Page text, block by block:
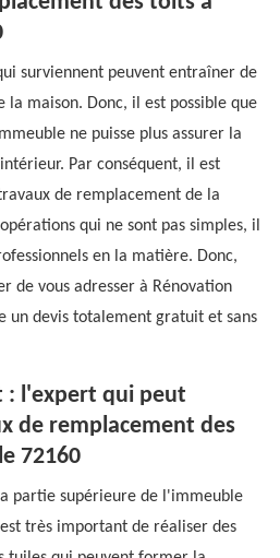
surviennent peuvent entraîner de
maison. Donc, il est possible que
ne puisse plus assurer la
Par conséquent, il est
de remplacement de la
qui ne sont pas simples, il
en la matière. Donc,
de vous adresser à Rénovation
un devis totalement gratuit et sans
: l'expert qui peut
de remplacement des
72160
partie supérieure de l'immeuble
très important de réaliser des